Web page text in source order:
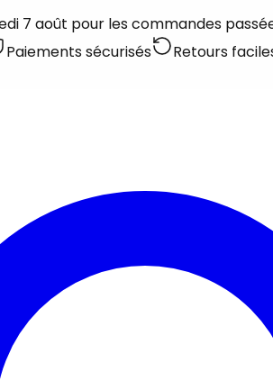
7 août pour les commandes
Paiements sécurisés Retours